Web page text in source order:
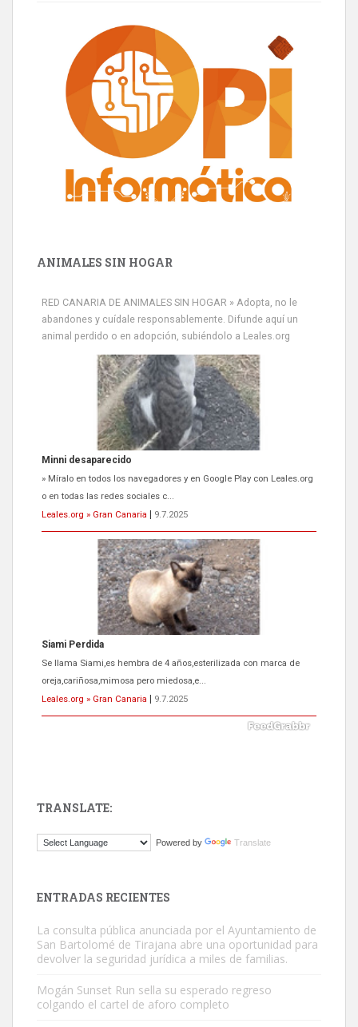
ANIMALES SIN HOGAR
RED CANARIA DE ANIMALES SIN HOGAR » Adopta, no le
abandones y cuídale responsablemente. Difunde aquí un
animal perdido o en adopción, subiéndolo a Leales.org
Minni desaparecido
» Míralo en todos los navegadores y en Google Play con Leales.org
o en todas las redes sociales c...
Leales.org » Gran Canaria | 9.7.2025
Siami Perdida
Se llama Siami,es hembra de 4 años,esterilizada con marca de
oreja,cariñosa,mimosa pero miedosa,e...
Leales.org » Gran Canaria | 9.7.2025
El ayuntamiento se va a llevar a Los Gatos callejeros de la zona los
Gato manso encontrado
TRANSLATE:
Powered by Translate
ENTRADAS RECIENTES
La consulta pública anunciada por el Ayuntamiento de
San Bartolomé de Tirajana abre una oportunidad para
devolver la seguridad jurídica a miles de familias.
Mogán Sunset Run sella su esperado regreso
colgando el cartel de aforo completo